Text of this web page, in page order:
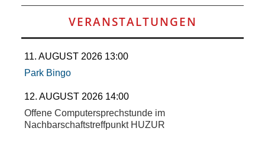
KUNST
UND
KULTUR
IN
EIGENER
VERANSTALTUNGEN
11. AUGUST 2026 13:00
Park Bingo
12. AUGUST 2026 14:00
Offene Computersprechstunde im
Nachbarschaftstreffpunkt HUZUR